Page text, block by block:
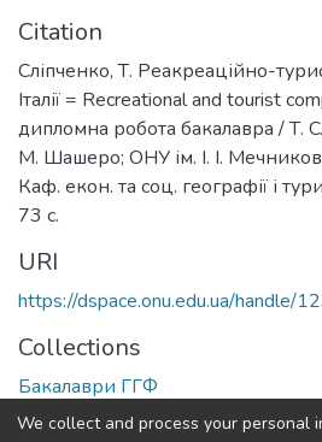
Citation
Сліпченко, Т. Реакреаційно-
Італії = Recreational and tourist
дипломна робота бакалавра / Т.
М. Шашеро; ОНУ ім. І. І.
Каф. екон. та соц. географії і
73 с.
URI
https://dspace.onu.edu.ua/handle/
Collections
Бакалаври ГГФ
We collect and process your personal